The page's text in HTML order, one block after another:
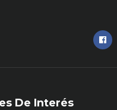
De Interés